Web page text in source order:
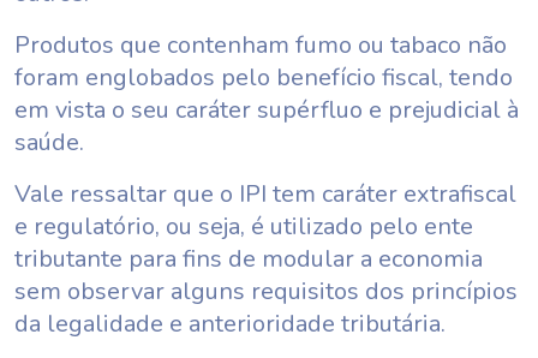
Produtos que contenham fumo ou tabaco não
foram englobados pelo benefício fiscal, tendo
em vista o seu caráter supérfluo e prejudicial à
saúde.
Vale ressaltar que o IPI tem caráter extrafiscal
e regulatório, ou seja, é utilizado pelo ente
tributante para fins de modular a economia
sem observar alguns requisitos dos princípios
da legalidade e anterioridade tributária.